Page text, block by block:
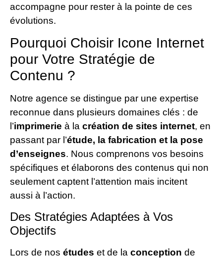
accompagne pour rester à la pointe de ces
évolutions.
Pourquoi Choisir Icone Internet
pour Votre Stratégie de
Contenu ?
Notre agence se distingue par une expertise
reconnue dans plusieurs domaines clés : de
l’imprimerie à la création de sites internet, en
passant par l’étude, la fabrication et la pose
d’enseignes. Nous comprenons vos besoins
spécifiques et élaborons des contenus qui non
seulement captent l’attention mais incitent
aussi à l’action.
Des Stratégies Adaptées à Vos
Objectifs
Lors de nos études et de la conception de